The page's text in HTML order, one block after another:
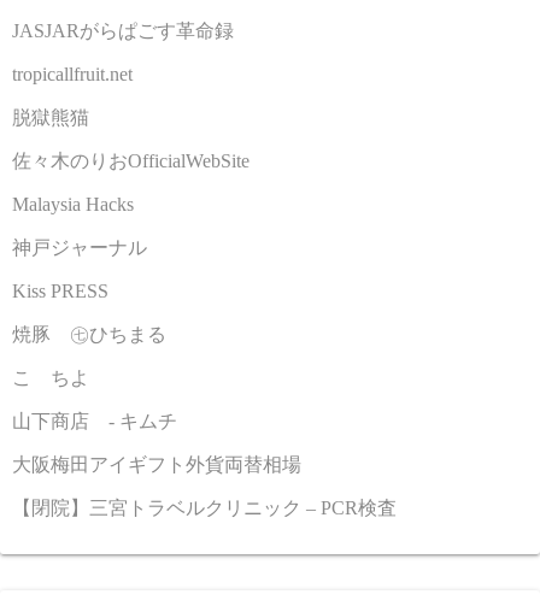
JASJARがらぱごす革命録
tropicallfruit.net
脱獄熊猫
佐々木のりおOfficialWebSite
Malaysia Hacks
神戸ジャーナル
Kiss PRESS
焼豚 ㊆ひちまる
こゝちよ
山下商店 - キムチ
大阪梅田アイギフト外貨両替相場
【閉院】三宮トラベルクリニック – PCR検査